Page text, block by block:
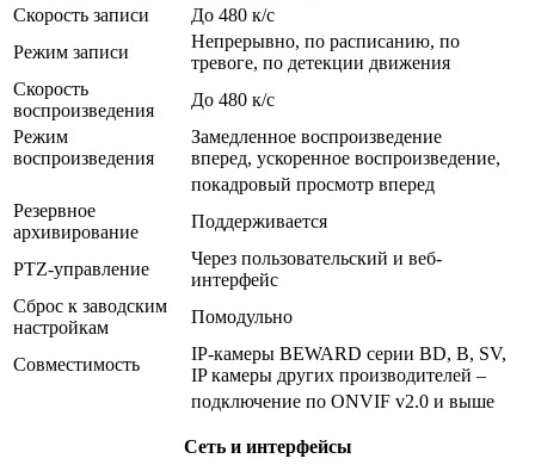
Скорость записи
До 480 к/с
Режим записи
Непрерывно, по расписанию, по
тревоге, по детекции движения
Скорость
воспроизведения
До 480 к/с
Режим
воспроизведения
Замедленное воспроизведение
вперед, ускоренное воспроизведение,
покадровый просмотр вперед
Резервное
архивирование
Поддерживается
PTZ-управление
Через пользовательский и веб-
интерфейс
Сброс к заводским
настройкам
Помодульно
Совместимость
IP-камеры BEWARD серии BD, B, SV,
IP камеры других производителей –
подключение по ONVIF v2.0 и выше
Сеть и интерфейсы